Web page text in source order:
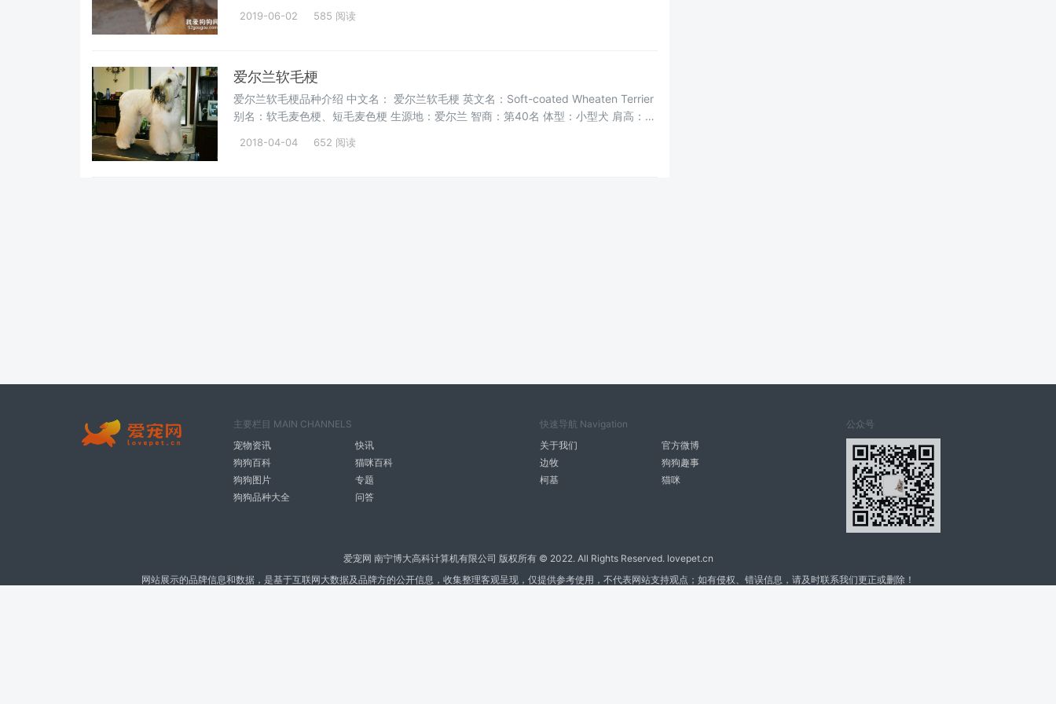
2019-06-02 585 阅读
爱尔兰软毛梗
爱尔兰软毛梗品种介绍 中文名： 爱尔兰软毛梗 英文名：Soft-coated Wheaten Terrier
别名：软毛麦色梗、短毛麦色梗 生源地：爱尔兰 智商：第40名 体型：小型犬 肩高：
2018-04-04 652 阅读
主要栏目 MAIN CHANNELS
宠物资讯
快讯
狗狗百科
猫咪百科
狗狗图片
专题
狗狗品种大全
问答
快速导航 Navigation
关于我们
官方微博
边牧
狗狗趣事
柯基
猫咪
公众号
爱宠网 南宁博大高科计算机有限公司 版权所有 © 2022. All Rights Reserved. lovepet.cn
网站展示的品牌信息和数据，是基于互联网大数据及品牌方的公开信息，收集整理客观呈现，仅提供参考使用，不代表网站支持观点；如有侵权、错误信息，请及时联系我们更正或删除！